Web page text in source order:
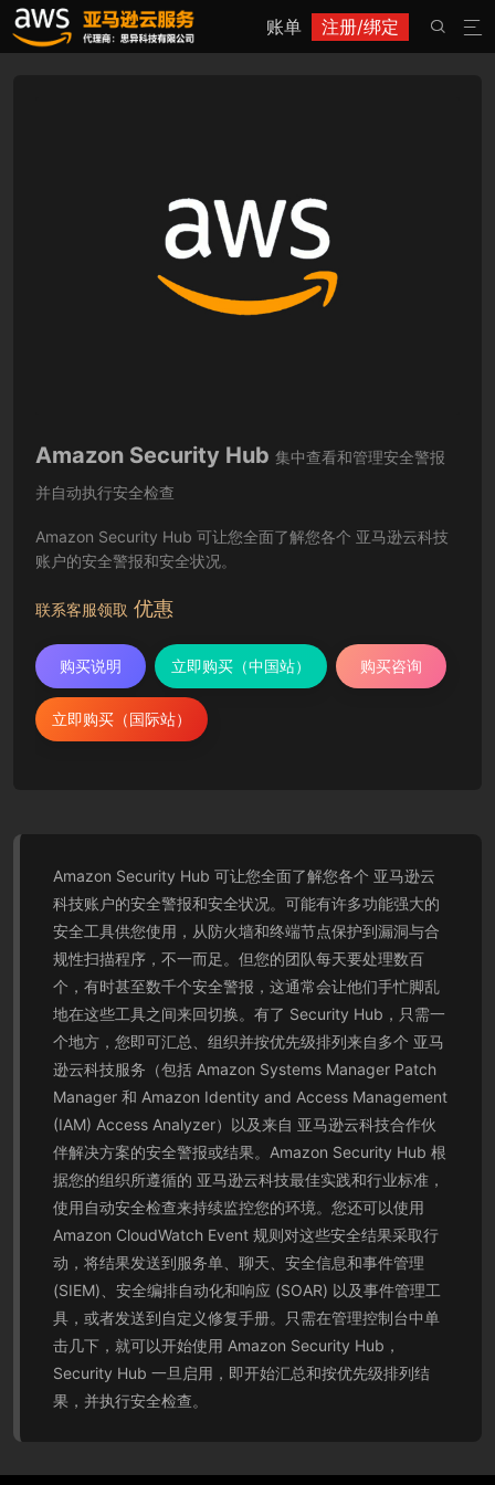
账单 注册/绑定 

Amazon Security Hub 集中查看和管理安全警报
并自动执行安全检查
Amazon Security Hub 可让您全面了解您各个 亚马逊云科技
账户的安全警报和安全状况。
联系客服领取 优惠
购买说明 立即购买（中国站） 购买咨询
立即购买（国际站）
Amazon Security Hub 可让您全面了解您各个 亚马逊云
科技账户的安全警报和安全状况。可能有许多功能强大的
安全工具供您使用，从防火墙和终端节点保护到漏洞与合
规性扫描程序，不一而足。但您的团队每天要处理数百
个，有时甚至数千个安全警报，这通常会让他们手忙脚乱
地在这些工具之间来回切换。有了 Security Hub，只需一
个地方，您即可汇总、组织并按优先级排列来自多个 亚马
逊云科技服务（包括 Amazon Systems Manager Patch
Manager 和 Amazon Identity and Access Management
(IAM) Access Analyzer）以及来自 亚马逊云科技合作伙
伴解决方案的安全警报或结果。Amazon Security Hub 根
据您的组织所遵循的 亚马逊云科技最佳实践和行业标准，
使用自动安全检查来持续监控您的环境。您还可以使用
Amazon CloudWatch Event 规则对这些安全结果采取行
动，将结果发送到服务单、聊天、安全信息和事件管理
(SIEM)、安全编排自动化和响应 (SOAR) 以及事件管理工
具，或者发送到自定义修复手册。只需在管理控制台中单
击几下，就可以开始使用 Amazon Security Hub，
Security Hub 一旦启用，即开始汇总和按优先级排列结
果，并执行安全检查。